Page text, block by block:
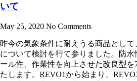
いて
May 25, 2020 No Comments
昨今の気象条件に耐えうる商品とし
について検討を行て参りました。防
ール性、作業性を向上させた改良型
たします。REVO1から始まり、